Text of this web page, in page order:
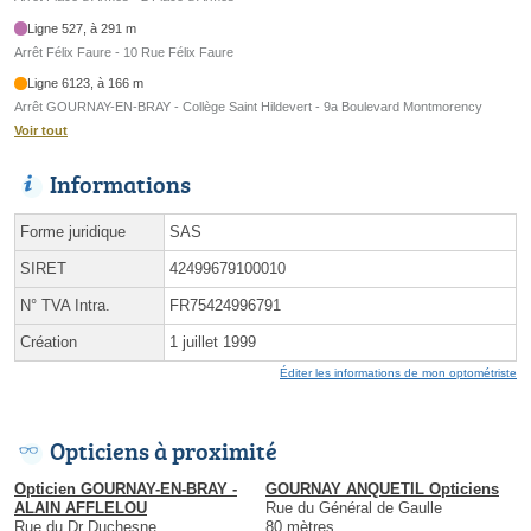
Ligne 527, à 291 m
Arrêt Félix Faure - 10 Rue Félix Faure
Ligne 6123, à 166 m
Arrêt GOURNAY-EN-BRAY - Collège Saint Hildevert - 9a Boulevard Montmorency
Voir tout
Informations
Forme juridique SAS
SIRET 42499679100010
N° TVA Intra. FR75424996791
Création 1 juillet 1999
Éditer les informations de mon optométriste
Opticiens à proximité
Opticien GOURNAY-EN-BRAY -
ALAIN AFFLELOU
Rue du Dr Duchesne
GOURNAY ANQUETIL Opticiens
Rue du Général de Gaulle
80 mètres